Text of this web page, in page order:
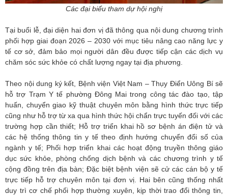
Các đại biểu tham dự hội nghị
Tại buổi lễ, đại diện hai đơn vị đã thông qua nội dung chương trình
phối hợp giai đoạn 2026 – 2030 với mục tiêu nâng cao năng lực y
tế cơ sở, đảm bảo mọi người dân đều được tiếp cận các dịch vụ
chăm sóc sức khỏe có chất lượng ngay tại địa phương.
Theo nội dung ký kết, Bệnh viện Việt Nam – Thụy Điển Uông Bí sẽ
hỗ trợ Trạm Y tế phường Đông Mai trong công tác đào tạo, tập
huấn, chuyển giao kỹ thuật chuyên môn bằng hình thức trực tiếp
cũng như hỗ trợ từ xa qua hình thức hội chẩn trực tuyến đối với các
trường hợp cần thiết; Hỗ trợ triển khai hồ sơ bệnh án điện tử và
các hệ thống thông tin y tế theo định hướng chuyển đổi số của
ngành y tế; Phối hợp triển khai các hoạt động truyền thông giáo
dục sức khỏe, phòng chống dịch bệnh và các chương trình y tế
cộng đồng trên địa bàn; Đặc biệt bệnh viện sẽ cử các cán bộ y tế
trực tiếp hỗ trợ chuyên môn tại đơn vị. Hai bên cũng thống nhất
duy trì cơ chế phối hợp thường xuyên, kịp thời trao đổi thông tin,